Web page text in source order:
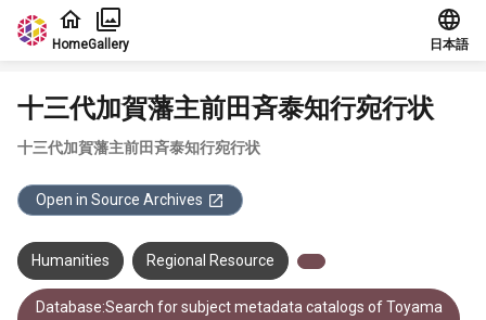
Jump to main content
HomeGallery 日本語
十三代加賀藩主前田斉泰知行宛行状
十三代加賀藩主前田斉泰知行宛行状
Open in Source Archives
Humanities Regional Resource
Database:Search for subject metadata catalogs of Toyama